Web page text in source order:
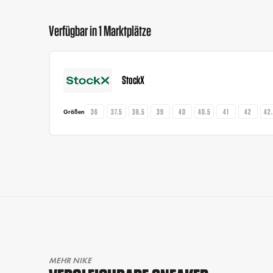
Verfügbar in 1 Marktplätze
StockX
Größen 36 37.5 38.5 39 40 40.5 41 42
MEHR NIKE